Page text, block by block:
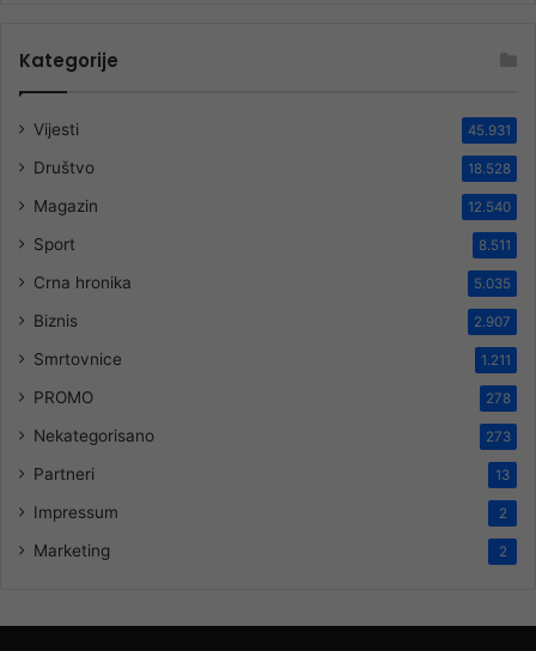
Kategorije
Vijesti 45.931
Društvo 18.528
Magazin 12.540
Sport 8.511
Crna hronika 5.035
Biznis 2.907
Smrtovnice 1.211
PROMO 278
Nekategorisano 273
Partneri 13
Impressum 2
Marketing 2